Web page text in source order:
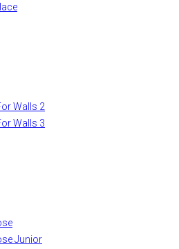
Walls 2
Walls 3
Junior